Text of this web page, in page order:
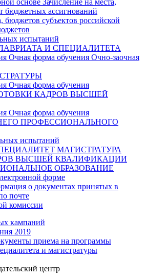
бюджетных ассигнований
бюджетов субъектов российской
испытаний
И СПЕЦИАЛИТЕТА
Очная форма обучения Очно-заочная
Очная форма обучения
КАДРОВ ВЫСШЕЙ
Очная форма обучения
ПРОФЕССИОНАЛЬНОГО
испытаний
МАГИСТРАТУРА
ВЫСШЕЙ КВАЛИФИКАЦИИ
ОБРАЗОВАНИЕ
форме
о документах принятых в
почте
комиссии
кампаний
2019
приема на программы
и магистратуры
центр